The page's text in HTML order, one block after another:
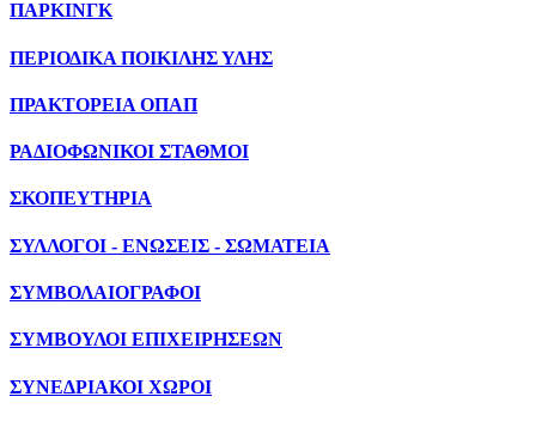
ΠΑΡΚΙΝΓΚ
ΠΕΡΙΟΔΙΚΑ ΠΟΙΚΙΛΗΣ ΥΛΗΣ
ΠΡΑΚΤΟΡΕΙΑ ΟΠΑΠ
ΡΑΔΙΟΦΩΝΙΚΟΙ ΣΤΑΘΜΟΙ
ΣΚΟΠΕΥΤΗΡΙΑ
ΣΥΛΛΟΓΟΙ - ΕΝΩΣΕΙΣ - ΣΩΜΑΤΕΙΑ
ΣΥΜΒΟΛΑΙΟΓΡΑΦΟΙ
ΣΥΜΒΟΥΛΟΙ ΕΠΙΧΕΙΡΗΣΕΩΝ
ΣΥΝΕΔΡΙΑΚΟΙ ΧΩΡΟΙ